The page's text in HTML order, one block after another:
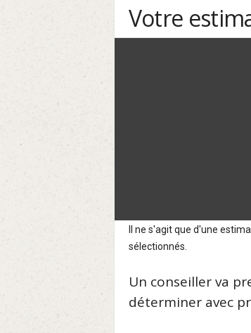
Votre
Il ne s'agit que d'une
sélectionnés.
Un conseiller va
déterminer avec